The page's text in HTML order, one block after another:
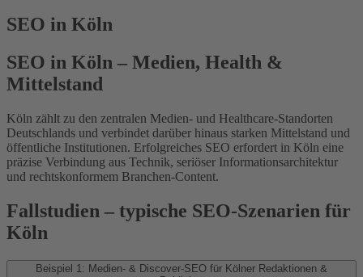
SEO in Köln
SEO in Köln – Medien, Health &
Mittelstand
Köln zählt zu den zentralen Medien- und Healthcare-Standorten
Deutschlands und verbindet darüber hinaus starken Mittelstand und
öffentliche Institutionen. Erfolgreiches SEO erfordert in Köln eine
präzise Verbindung aus Technik, seriöser Informationsarchitektur
und rechtskonformem Branchen-Content.
Fallstudien – typische SEO-Szenarien für
Köln
Beispiel 1: Medien- & Discover-SEO für Kölner Redaktionen &